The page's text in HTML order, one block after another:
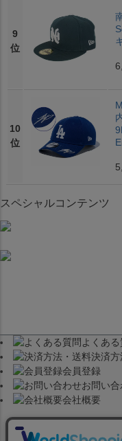
9
位
10
位
スペシャルコンテンツ
よくある
決済
会員登録
お問い合
会社概要